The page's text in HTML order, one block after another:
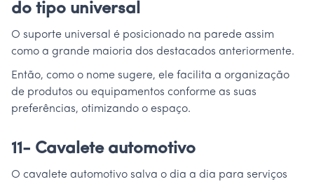
do tipo universal
O suporte universal é posicionado na parede assim
como a grande maioria dos destacados anteriormente.
Então, como o nome sugere, ele facilita a organização
de produtos ou equipamentos conforme as suas
preferências, otimizando o espaço.
11- Cavalete automotivo
O cavalete automotivo salva o dia a dia para serviços